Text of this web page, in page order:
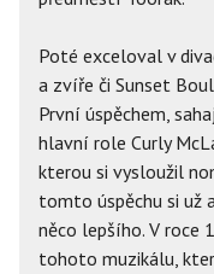
Poté exceloval v
a zvíře či Sunset
První úspěchem,
hlavní role Curly
kterou si vysloužil
tomto úspěchu si už
něco lepšího. V roce
tohoto muzikálu,